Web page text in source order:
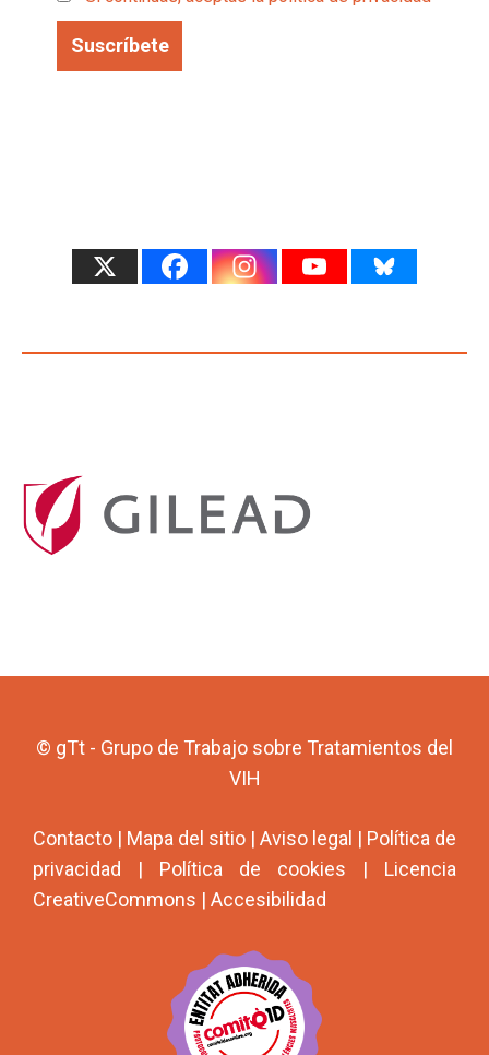
© gTt - Grupo de Trabajo sobre Tratamientos del
VIH
Contacto | Mapa del sitio | Aviso legal | Política de
privacidad | Política de cookies | Licencia
CreativeCommons | Accesibilidad